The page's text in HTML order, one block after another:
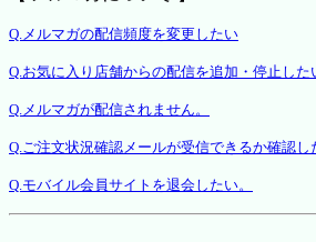
Q.メルマガの配信頻度を変更したい
Q.お気に入り店舗からの配信を追加・停止した
Q.メルマガが配信されません。
Q.ご注文状況確認メールが受信できるか確認し
Q.モバイル会員サイトを退会したい。